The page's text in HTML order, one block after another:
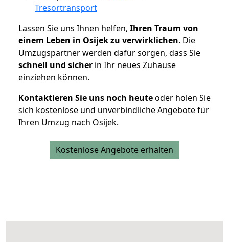
Tresortransport
Lassen Sie uns Ihnen helfen, Ihren Traum von
einem Leben in Osijek zu verwirklichen. Die
Umzugspartner werden dafür sorgen, dass Sie
schnell und sicher in Ihr neues Zuhause
einziehen können.
Kontaktieren Sie uns noch heuteoder holen Sie
sich kostenlose und unverbindliche Angebote für
Ihren Umzug nach Osijek.
Kostenlose Angebote erhalten